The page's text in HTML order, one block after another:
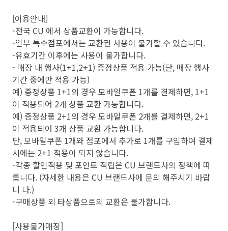
[이용안내]
-전국 CU 에서 상품교환이 가능합니다.
-일부 특수점포에서는 교환권 사용이 불가할 수 있습니다.
-유효기간 이후에는 사용이 불가합니다.
- 매장 내 행사(1+1,2+1) 증정상품 적용 가능(단, 매장 행사
기간 중에만 적용 가능)
예) 증정상품 1+1의 경우 모바일쿠폰 1개를 결제하면, 1+1
이 적용되어 2개 상품 교환 가능합니다.
예) 증정상품 2+1의 경우 모바일쿠폰 2개를 결제하면, 2+1
이 적용되어 3개 상품 교환 가능합니다.
단, 모바일쿠폰 1개와 점포에서 추가로 1개를 구입하여 결제
시에는 2+1 적용이 되지 않습니다.
-각종 할인적용 및 포인트 적립은 CU 브랜드사의 정책에 따
릅니다. (자세한 내용은 CU 브랜드사에 문의 해주시기 바랍
니 다.)
-구매상품 외 타상품으로의 교환은 불가합니다.
[사용불가매장]